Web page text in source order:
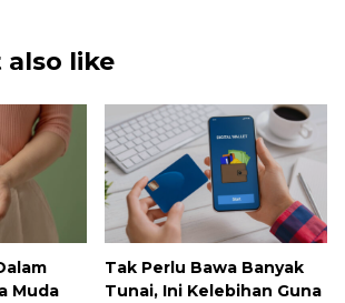
like
Muda
Tak Perlu Bawa Banyak
Tunai, Ini Kelebihan Guna